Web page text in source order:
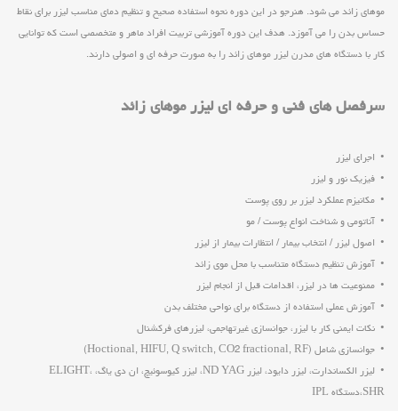
موهای زائد می شود. هنرجو در این دوره نحوه استفاده صحیح و تنظیم دمای مناسب لیزر برای نقاط
حساس بدن را می آموزد. هدف این دوره آموزشی تربیت افراد ماهر و متخصصی است که توانایی
کار با دستگاه های مدرن لیزر موهای زائد را به صورت حرفه ای و اصولی دارند.
سرفصل های فنی و حرفه ای لیزر موهای زائد
• اجرای لیزر
• فیزیک نور و لیزر
• مکانیزم عملکرد لیزر بر روی پوست
• آناتومی و شناخت انواع پوست / مو
• اصول لیزر / انتخاب بیمار / انتظارات بیمار از لیزر
• آموزش تنظیم دستگاه متناسب با محل موی زائد
• ممنوعیت ها در لیزر، اقدامات قبل از انجام لیزر
• آموزش عملی استفاده از دستگاه برای نواحی مختلف بدن
• نکات ایمنی کار با لیزر، جوانسازی غیرتهاجمی، لیزرهای فرکشنال
• جوانسازی شامل (Hoctional, HIFU, Q switch, CO2 fractional, RF)
• لیزر الکساندارت، لیزر دایود، لیزر ND YAG، لیزر کیوسوئیچ، ان دی یاگ، ELIGHT،
SHR،دستگاه IPL